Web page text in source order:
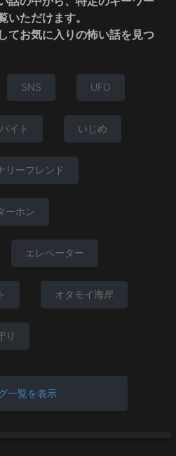
いただけます。
てお気に入りの怖い話を見つ
SNS UFO
イト いじめ
リーフレンド
ーホン
エレベーター
オタモイ海岸
り
一覧を表示